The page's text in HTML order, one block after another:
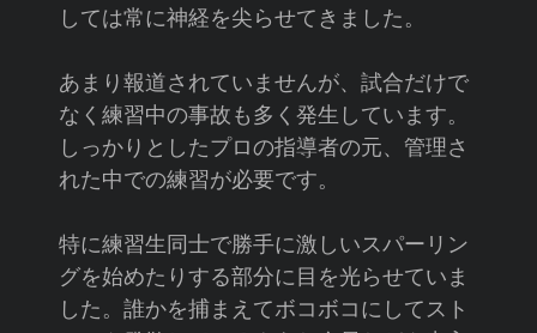
しては常に神経を尖らせてきました。
あまり報道されていませんが、試合だけで
なく練習中の事故も多く発生しています。
しっかりとしたプロの指導者の元、管理さ
れた中での練習が必要です。
特に練習生同士で勝手に激しいスパーリン
グを始めたりする部分に目を光らせていま
した。誰かを捕まえてボコボコにしてスト